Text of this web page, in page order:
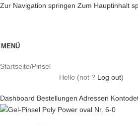
Zur Navigation springen Zum Hauptinhalt
MENÜ
Startseite/Pinsel
Hello (not ? Log out)
Dashboard Bestellungen Adressen